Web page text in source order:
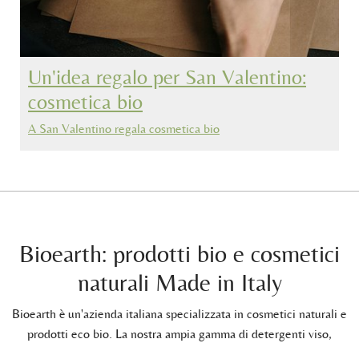
Un'idea regalo per San Valentino:
cosmetica bio
A San Valentino regala cosmetica bio
Bioearth: prodotti bio e cosmetici
naturali Made in Italy
Bioearth è un'azienda italiana specializzata in cosmetici naturali e
prodotti eco bio. La nostra ampia gamma di detergenti viso,